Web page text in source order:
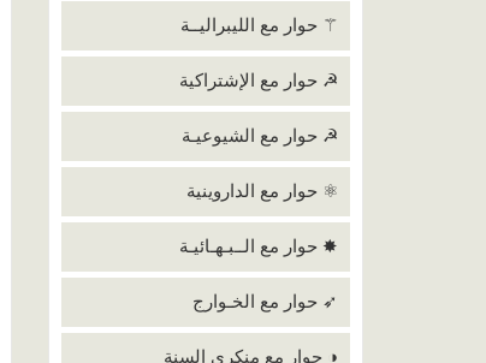
⚚ حوار مع الليبراليــة
☭ حوار مع الإشتراكية
☭ حوار مع الشيوعيـة
⚛ حوار مع الداروينية
✸ حوار مع الــبـهـائيـة
➶ حوار مع الخـوارج
◑ حوار مع منكري السنة